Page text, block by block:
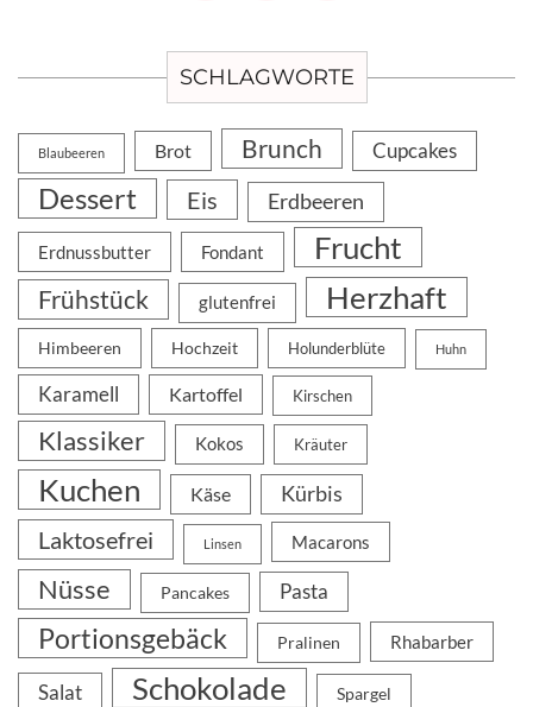
SCHLAGWORTE
Blaubeeren Brot Brunch Cupcakes
Dessert Eis Erdbeeren
Erdnussbutter Fondant Frucht
Frühstück glutenfrei Herzhaft
Himbeeren Hochzeit Holunderblüte Huhn
Karamell Kartoffel Kirschen
Klassiker Kokos Kräuter
Kuchen Käse Kürbis
Laktosefrei Linsen Macarons
Nüsse Pancakes Pasta
Portionsgebäck Pralinen Rhabarber
Salat Schokolade Spargel